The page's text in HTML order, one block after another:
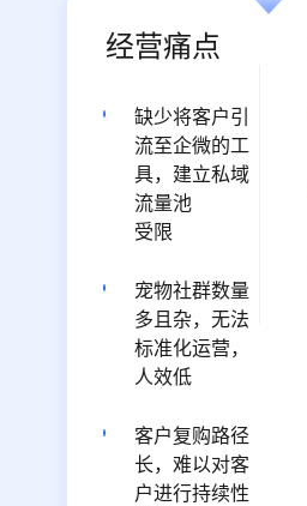
经营痛点
缺少将客户引
流至企微的工
具，建立私域
流量池
受限
宠物社群数量
多且杂，无法
标准化运营，
人效低
客户复购路径
长，难以对客
户进行持续性